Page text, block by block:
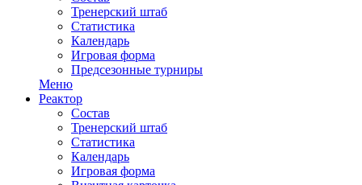
Тренерский штаб
Статистика
Календарь
Игровая форма
Предсезонные турниры
Меню
Реактор
Состав
Тренерский штаб
Статистика
Календарь
Игровая форма